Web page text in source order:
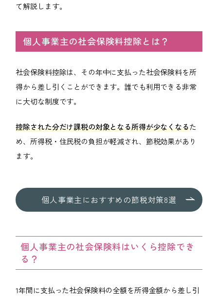
受付時間：8:30-17:30 / 定休日：土・日・祝日
092-406-6736
メールでのお問い合わせ
て解説します。
個人事業主の社会保険料控除とは？
社会保険料控除は、その年中に支払った社会保険料を所
得から差し引くことができます。誰でも利用できる非常
に大切な制度です。
控除された分だけ課税の対象となる所得が少なくなるた
め、所得税・住民税の負担が軽減され、節税効果があり
ます。
個人事業主に おすすめの節税対策8選
個人事業主の社会保険料はいくら控除でき
る？
1年間に支払った社会保険料の全額を所得金額から差し引